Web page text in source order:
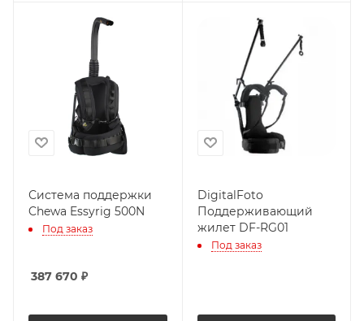
Система поддержки
Chewa Essyrig 500N
Под заказ
387 670 ₽
DigitalFoto
Поддерживающий
жилет DF-RG01
Под заказ